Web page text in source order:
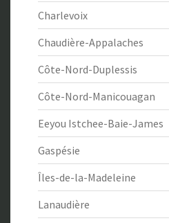
Charlevoix
Chaudière-Appalaches
Côte-Nord-Duplessis
Côte-Nord-Manicouagan
Eeyou Istchee-Baie-James
Gaspésie
Îles-de-la-Madeleine
Lanaudière